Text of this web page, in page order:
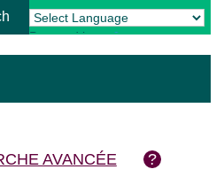
Powered by Translate
AVANCÉE